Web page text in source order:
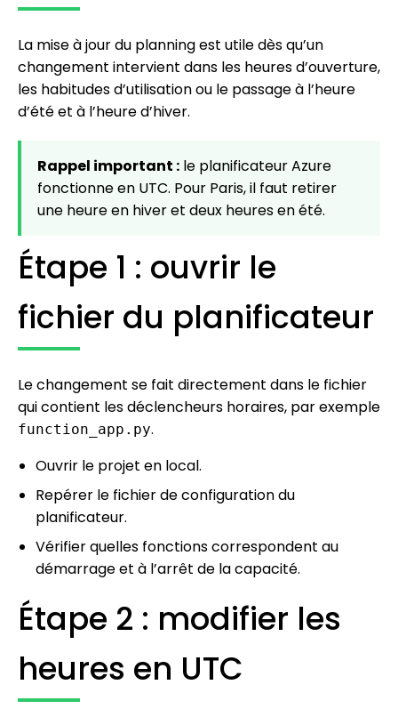
La mise à jour du planning est utile dès qu’un
changement intervient dans les heures d’ouverture,
les habitudes d’utilisation ou le passage à l’heure
d’été et à l’heure d’hiver.
Rappel important :le planificateur Azure
fonctionne en UTC. Pour Paris, il faut retirer
une heure en hiver et deux heures en été.
Étape 1 : ouvrir le
fichier du planificateur
Le changement se fait directement dans le fichier
qui contient les déclencheurs horaires, par exemple
function_app.py.
Ouvrir le projet en local.
Repérer le fichier de configuration du
planificateur.
Vérifier quelles fonctions correspondent au
démarrage et à l’arrêt de la capacité.
Étape 2 : modifier les
heures en UTC